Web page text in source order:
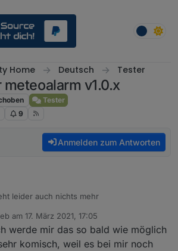
Home Deutsch Tester
v1.0.x
Tester
9
Anmelden zum Antworten
leider auch nichts mehr
am 17. März 2021, 17:05
editiert von
werde mir das so bald wie möglich
komisch, weil es bei mir noch